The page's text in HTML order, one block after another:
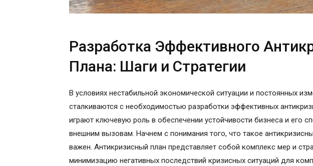
Разработка Эффективного
Плана: Шаги и Стратегии
В условиях нестабильной экономической ситуации и постоянных
сталкиваются с необходимостью разработки эффективных
играют ключевую роль в обеспечении устойчивости бизнеса и его
внешним вызовам. Начнем с понимания того, что такое
важен. Антикризисный план представляет собой комплекс мер и
минимизацию негативных последствий кризисных ситуаций для